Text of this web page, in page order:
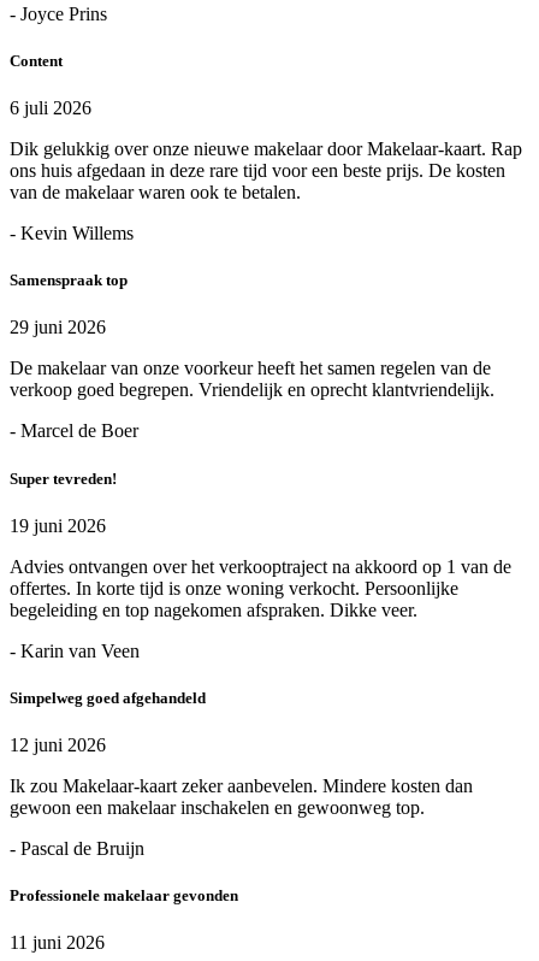
- Joyce Prins
Content
6 juli 2026
Dik gelukkig over onze nieuwe makelaar door Makelaar-kaart. Rap
ons huis afgedaan in deze rare tijd voor een beste prijs. De kosten
van de makelaar waren ook te betalen.
- Kevin Willems
Samenspraak top
29 juni 2026
De makelaar van onze voorkeur heeft het samen regelen van de
verkoop goed begrepen. Vriendelijk en oprecht klantvriendelijk.
- Marcel de Boer
Super tevreden!
19 juni 2026
Advies ontvangen over het verkooptraject na akkoord op 1 van de
offertes. In korte tijd is onze woning verkocht. Persoonlijke
begeleiding en top nagekomen afspraken. Dikke veer.
- Karin van Veen
Simpelweg goed afgehandeld
12 juni 2026
Ik zou Makelaar-kaart zeker aanbevelen. Mindere kosten dan
gewoon een makelaar inschakelen en gewoonweg top.
- Pascal de Bruijn
Professionele makelaar gevonden
11 juni 2026